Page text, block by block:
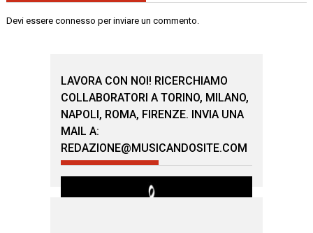
Devi essereconnesso per inviare un commento.
LAVORA CON NOI! RICERCHIAMO
COLLABORATORI A TORINO, MILANO,
NAPOLI, ROMA, FIRENZE. INVIA UNA
MAIL A:
REDAZIONE@MUSICANDOSITE.COM